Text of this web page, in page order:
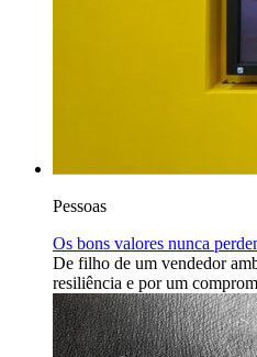
Pessoas
Os bons valores nunca
De filho de um vendedor
resiliência e por um